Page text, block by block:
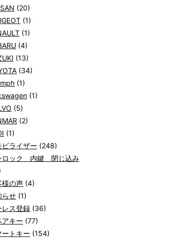
(20)
(1)
(1)
(4)
(13)
(34)
(1)
(1)
(5)
(2)
(1)
ビライザー (248)
ロック 内鍵 閉じ込み
様の声 (4)
らせ (1)
レス登録 (36)
アキー (77)
ートキー (154)